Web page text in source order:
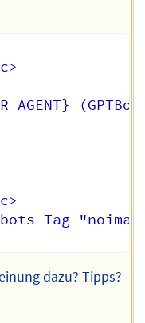
Tag
dazu? Tipps?